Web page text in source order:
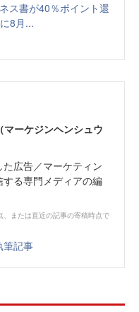
ス書が40％ポイント還
8月...
ーケジンヘンシュウ
広告／マーケティン
る専門メディアの編
または直近の記事の寄稿時点で
筆記事